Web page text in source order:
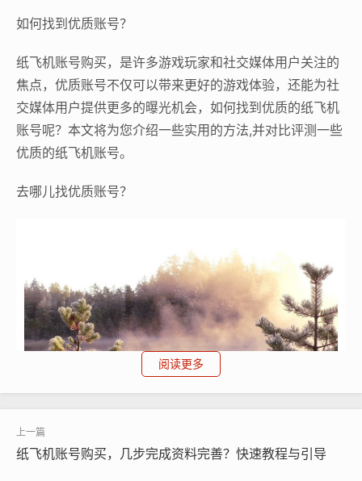
如何找到优质账号？
纸飞机账号购买，是许多游戏玩家和社交媒体用户关注的
焦点，优质账号不仅可以带来更好的游戏体验，还能为社
交媒体用户提供更多的曝光机会，如何找到优质的纸飞机
账号呢？本文将为您介绍一些实用的方法,并对比评测一些
优质的纸飞机账号。
去哪儿找优质账号？
阅读更多
纸飞机账号购买，几步完成资料完善？快速教程与引导